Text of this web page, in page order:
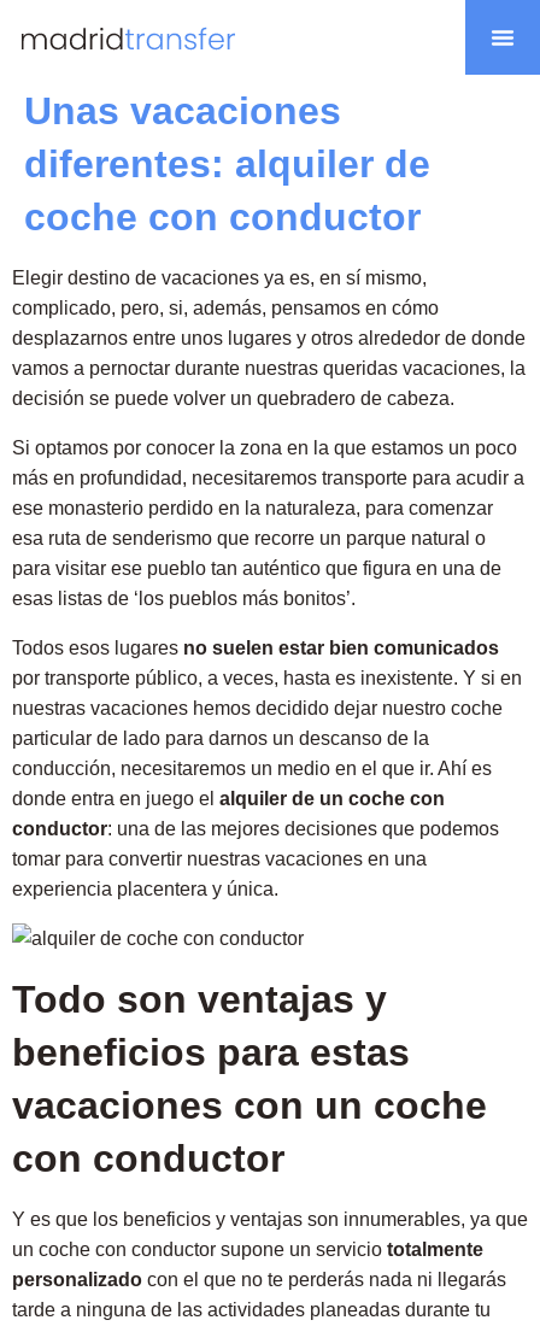
Unas vacaciones
diferentes: alquiler de
coche con conductor
Elegir destino de vacaciones ya es, en sí mismo,
complicado, pero, si, además, pensamos en cómo
desplazarnos entre unos lugares y otros alrededor de donde
vamos a pernoctar durante nuestras queridas vacaciones, la
decisión se puede volver un quebradero de cabeza.
Si optamos por conocer la zona en la que estamos un poco
más en profundidad, necesitaremos transporte para acudir a
ese monasterio perdido en la naturaleza, para comenzar
esa ruta de senderismo que recorre un parque natural o
para visitar ese pueblo tan auténtico que figura en una de
esas listas de ‘los pueblos más bonitos’.
Todos esos lugares no suelen estar bien comunicados
por transporte público, a veces, hasta es inexistente. Y si en
nuestras vacaciones hemos decidido dejar nuestro coche
particular de lado para darnos un descanso de la
conducción, necesitaremos un medio en el que ir. Ahí es
donde entra en juego el alquiler de un coche con
conductor: una de las mejores decisiones que podemos
tomar para convertir nuestras vacaciones en una
experiencia placentera y única.
Todo son ventajas y
beneficios para estas
vacaciones con un coche
con conductor
Y es que los beneficios y ventajas son innumerables, ya que
un coche con conductor supone un servicio totalmente
personalizado con el que no te perderás nada ni llegarás
tarde a ninguna de las actividades planeadas durante tu